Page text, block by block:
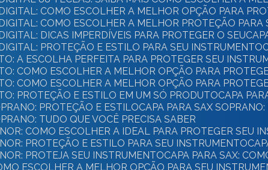
DIGITAL: COMO ESCOLHER A MELHOR OPÇÃO PARA
DIGITAL: COMO ESCOLHER A MELHOR PROTEÇÃO
DICAS IMPERDÍVEIS PARA PROTEGER O SEU
DIGITAL: PROTEÇÃO E ESTILO PARA SEU INSTRUMENTO
A ESCOLHA PERFEITA PARA PROTEGER SEU
COMO ESCOLHER A MELHOR OPÇÃO PARA
COMO ESCOLHER A MELHOR OPÇÃO PARA
PROTEÇÃO E ESTILO EM UM SÓ PRODUTO
CAPA
PROTEÇÃO E ESTILO
CAPA PARA SAX
TUDO QUE VOCÊ PRECISA SABER
COMO ESCOLHER A IDEAL PARA PROTEGER SEU
PROTEÇÃO E ESTILO PARA SEU INSTRUMENTO
PROTEJA SEU INSTRUMENTO
CAPA PARA SAX:
ESCOLHER A MELHOR OPÇÃO PARA SEU